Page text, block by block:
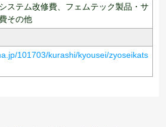
ステム改修費、フェムテック製品・サ
その他
101703/kurashi/kyousei/zyoseikats